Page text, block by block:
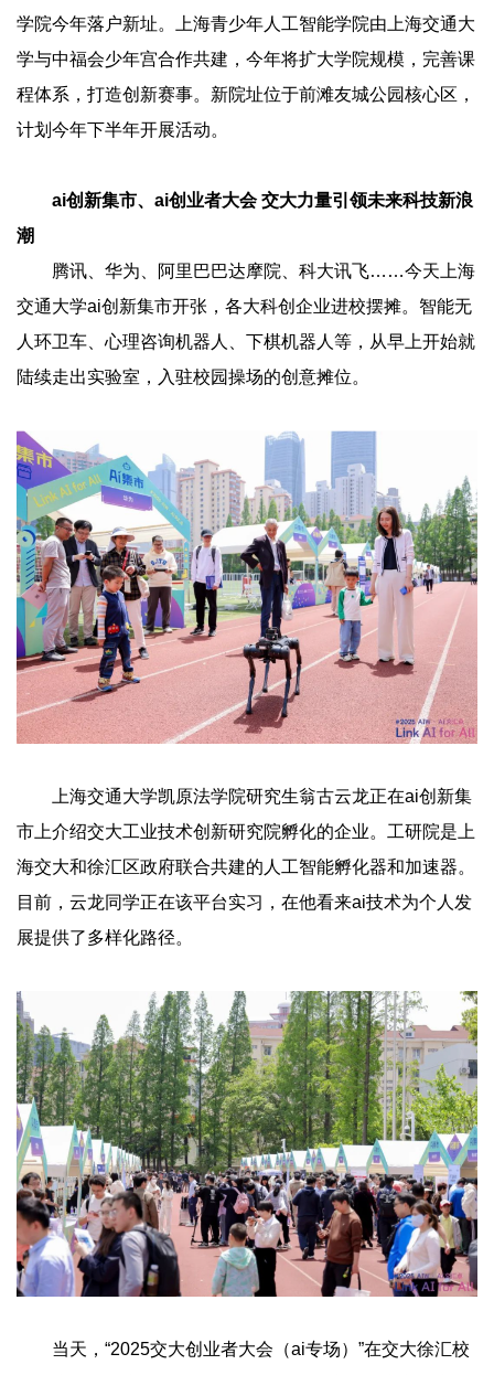
学院今年落户新址。上海青少年人工智能学院由上海交通大
学与中福会少年宫合作共建，今年将扩大学院规模，完善课
程体系，打造创新赛事。新院址位于前滩友城公园核心区，
计划今年下半年开展活动。
ai创新集市、ai创业者大会交大力量引领未来科技新浪
潮
腾讯、华为、阿里巴巴达摩院、科大讯飞……今天上海
交通大学ai创新集市开张，各大科创企业进校摆摊。智能无
人环卫车、心理咨询机器人、下棋机器人等，从早上开始就
陆续走出实验室，入驻校园操场的创意摊位。
上海交通大学凯原法学院研究生翁古云龙正在ai创新集
市上介绍交大工业技术创新研究院孵化的企业。工研院是上
海交大和徐汇区政府联合共建的人工智能孵化器和加速器。
目前，云龙同学正在该平台实习，在他看来ai技术为个人发
展提供了多样化路径。
当天，“2025交大创业者大会（ai专场）”在交大徐汇校